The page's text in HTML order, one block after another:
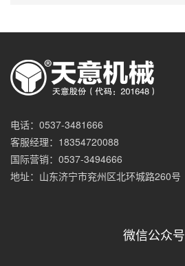
电话：0537-3481666
客服经理：18354720088
国际营销：0537-3494666
地址：山东济宁市兖州区北环城路260号
微信公众号